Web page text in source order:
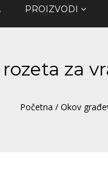
PROIZVODI
rozeta za
Početna / Okov